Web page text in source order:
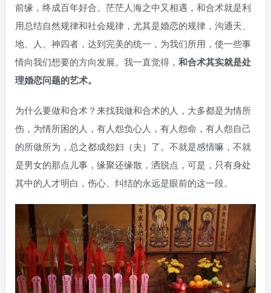
前缘，终成百年好合。茫茫人海之中又相遇，和合术就是利
用总结自然规律和社会规律，尤其是婚恋的规律，沟通天、
地、人、神四者，达到完美的统一，为我们所用，使一些事
情向我们想要的方向发展。我一直觉得， 和合术其实就是处
理婚恋问题的艺术。
为什么要做和合术？来找我做和合术的人，大多都是为情所
伤，为情所困的人，有人怨负心人，有人怨命，有人怨自己
的所做所为，总之都成怨妇（夫）了。不就是感情嘛，不就
是男女的那点儿事，缘聚还缘散，洒脱点，可是，只有身处
其中的人才明白，伤心、纠结的永远是眼前的这一段。